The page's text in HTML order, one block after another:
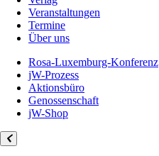
Veranstaltungen
Termine
Über uns
Rosa-Luxemburg-Konferenz
jW-Prozess
Aktionsbüro
Genossenschaft
jW-Shop